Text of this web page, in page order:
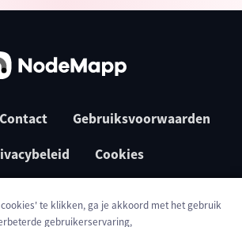
Contact Gebruiksvoorwaarden
Cookies
te klikken, ga je akkoord met het gebruik
gebruikerservaring,